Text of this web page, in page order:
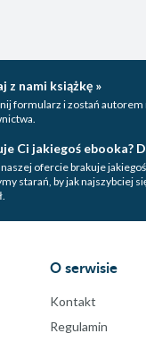
z nami książkę »
formularz i zostań autorem
Ci jakiegoś ebooka?
naszej ofercie brakuje
starań, by jak najszybciej
O serwisie
Kontakt
Regulamin